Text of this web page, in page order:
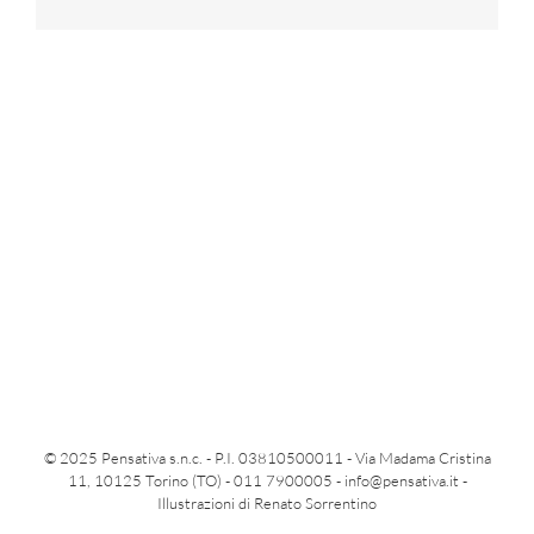
© 2025 Pensativa s.n.c. - P.I. 03810500011 - Via Madama Cristina
11, 10125 Torino (TO) - 011 7900005 - info@pensativa.it -
Illustrazioni di Renato Sorrentino